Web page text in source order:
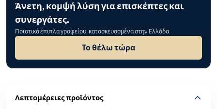
Άνετη, κομψή λύση για επισκέπτες και
συνεργάτες.
Ποιοτικά έπιπλα γραφείου, κατασκευασμένα στην Ελλάδα.
Το θέλω τώρα
Λεπτομέρειες προϊόντος